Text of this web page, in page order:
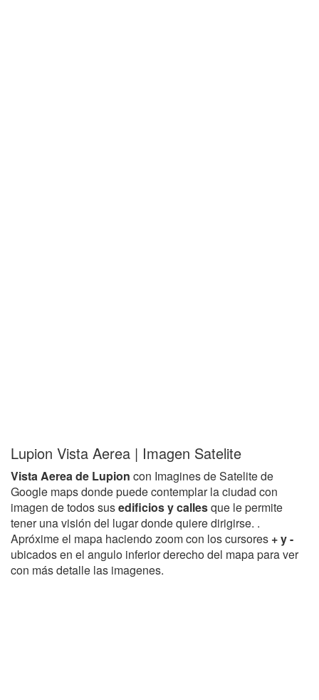
Lupion Vista Aerea | Imagen Satelite
Vista Aerea de Lupion con Imagines de Satelite de
Google maps donde puede contemplar la ciudad con
imagen de todos susedificios y callesque le permite
tener una visión del lugar donde quiere dirigirse. .
Apróxime el mapa haciendo zoom con los cursores + y -
ubicados en el angulo inferior derecho del mapa para ver
con más detalle las imagenes.